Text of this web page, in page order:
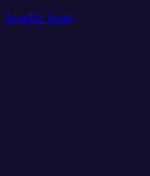
Izradite kartu